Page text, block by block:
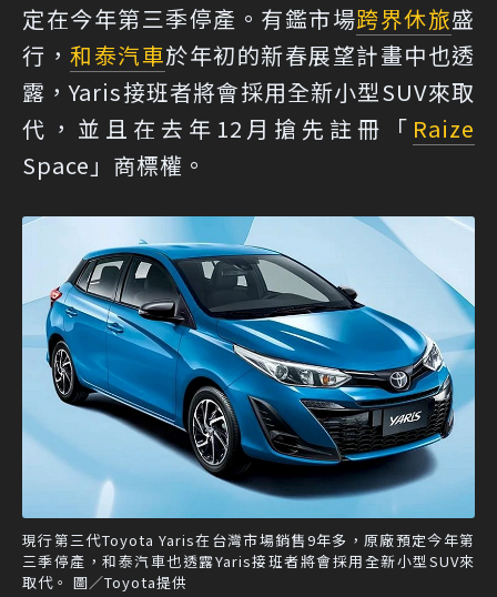
定在今年第三季停產。有鑑市場跨界休旅盛
行， 和泰汽車於年初的新春展望計畫中也透
露，Yaris接班者將會採用全新小型SUV來取
代，並且在去年12月搶先註冊「 Raize
Space」商標權。
現行第三代Toyota Yaris在台灣市場銷售9年多，原廠預定今年第
三季停產，和泰汽車也透露Yaris接班者將會採用全新小型SUV來
取代。 圖／Toyota提供